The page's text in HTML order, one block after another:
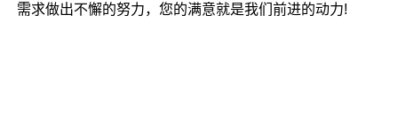
需求做出不懈的努力，您的满意就是我们前进的动力!